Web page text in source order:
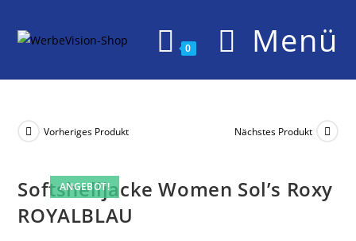
Inhalt
springen
0 Menü
ANGEBOT!
Vorheriges Produkt Nächstes Produkt
Softshelljacke Women Sol’s Roxy
ROYALBLAU